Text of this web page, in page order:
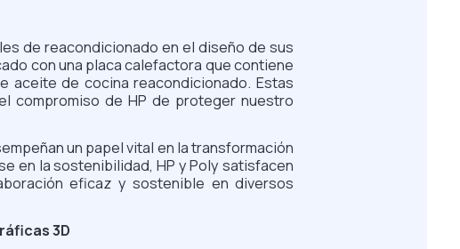
de reacondicionado en el diseño de sus
con una placa calefactora que contiene
aceite de cocina reacondicionado. Estas
compromiso de HP de proteger nuestro
un papel vital en la transformación
en la sostenibilidad, HP y Poly satisfacen
eficaz y sostenible en diversos
3D